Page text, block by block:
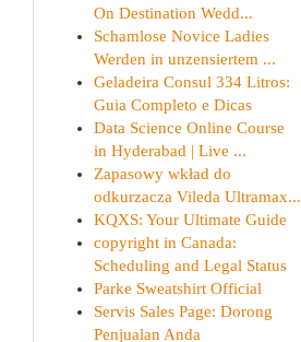
On Destination Wedd...
Schamlose Novice Ladies
Werden in unzensiertem ...
Geladeira Consul 334 Litros:
Guia Completo e Dicas
Data Science Online Course
in Hyderabad | Live ...
Zapasowy wkład do
odkurzacza Vileda Ultramax...
KQXS: Your Ultimate Guide
copyright in Canada:
Scheduling and Legal Status
Parke Sweatshirt Official
Servis Sales Page: Dorong
Penjualan Anda